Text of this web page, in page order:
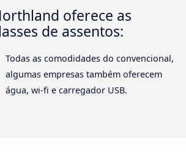
oferece as
de assentos:
Todas as comodidades do convencional,
algumas empresas também oferecem
água, wi-fi e carregador USB.